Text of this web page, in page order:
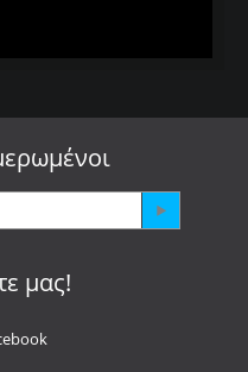
μας!